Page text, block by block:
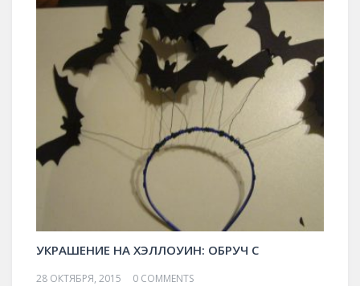
УКРАШЕНИЕ НА ХЭЛЛОУИН: ОБРУЧ С
28 ОКТЯБРЯ, 2015 0 COMMENTS